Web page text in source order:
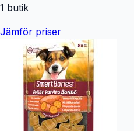
1 butik
Jämför priser